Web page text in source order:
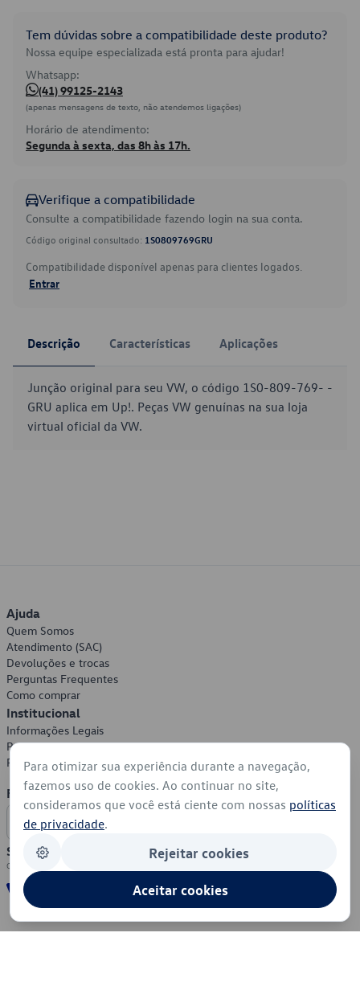
Tem dúvidas sobre a compatibilidade deste produto?
Nossa equipe especializada está pronta para ajudar!
Whatsapp:
(41) 99125-2143
(apenas mensagens de texto, não atendemos ligações)
Horário de atendimento:
Segunda à sexta, das 8h às 17h.
Verifique a compatibilidade
Consulte a compatibilidade fazendo login na sua conta.
Código original consultado: 1S0809769GRU
Compatibilidade disponível apenas para clientes logados.
Entrar
Descrição Características Aplicações
Junção original para seu VW, o código 1S0-809-769- -
GRU aplica em Up!. Peças VW genuínas na sua loja
virtual oficial da VW.
Ajuda
Quem Somos
Atendimento (SAC)
Devoluções e trocas
Perguntas Frequentes
Como comprar
Institucional
Informações Legais
Política de Privacidade
Política de Cookies
Formas de Pagamento
Segurança
Para otimizar sua experiência durante a navegação,
fazemos uso de cookies. Ao continuar no site,
consideramos que você está ciente com nossas políticas
de privacidade.
Rejeitar cookies
Aceitar cookies